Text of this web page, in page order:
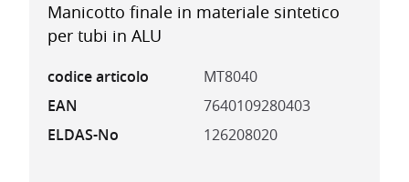
Manicotto finale in materiale sintetico
per tubi in ALU
codice articolo
MT8040
EAN
7640109280403
ELDAS-No
126208020